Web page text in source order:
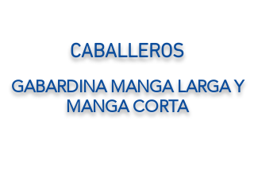
CABALLEROS
GABARDINA MANGA LARGA Y
MANGA CORTA